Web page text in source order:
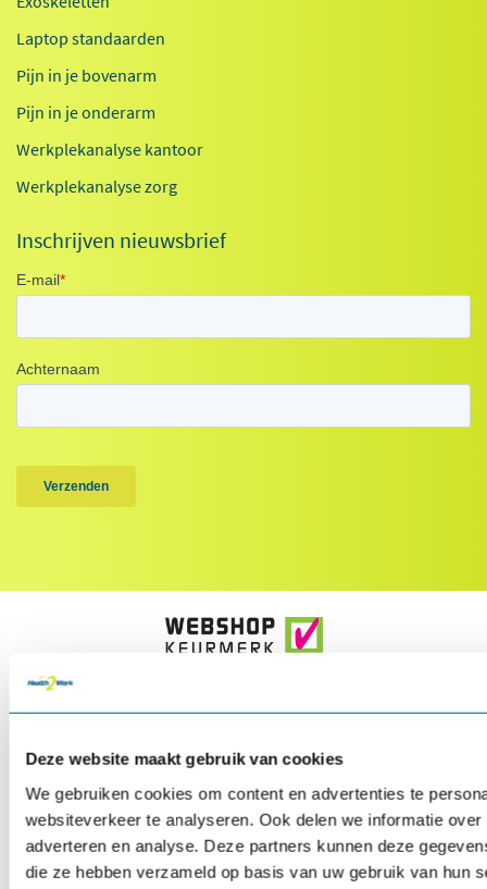
Deze website maakt gebruik van cookies
We gebruiken cookies om content en advertenties te
websiteverkeer te analyseren. Ook delen we informatie
adverteren en analyse. Deze partners kunnen deze
die ze hebben verzameld op basis van uw gebruik van hun
Laptop standaarden
Pijn in je bovenarm
Pijn in je onderarm
Werkplekanalyse kantoor
Werkplekanalyse zorg
Inschrijven nieuwsbrief